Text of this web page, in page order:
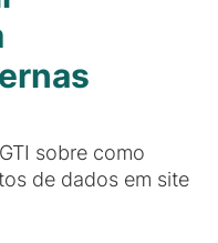
sobre como
de dados em site